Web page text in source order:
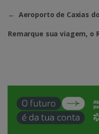
← Aeroporto de Caxias
Remarque sua viagem, o